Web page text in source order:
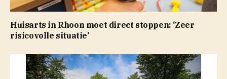
Huisarts in Rhoon moet direct stoppen: ‘Zeer
risicovolle situatie’